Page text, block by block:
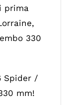
prima
330
Spider /
mm!